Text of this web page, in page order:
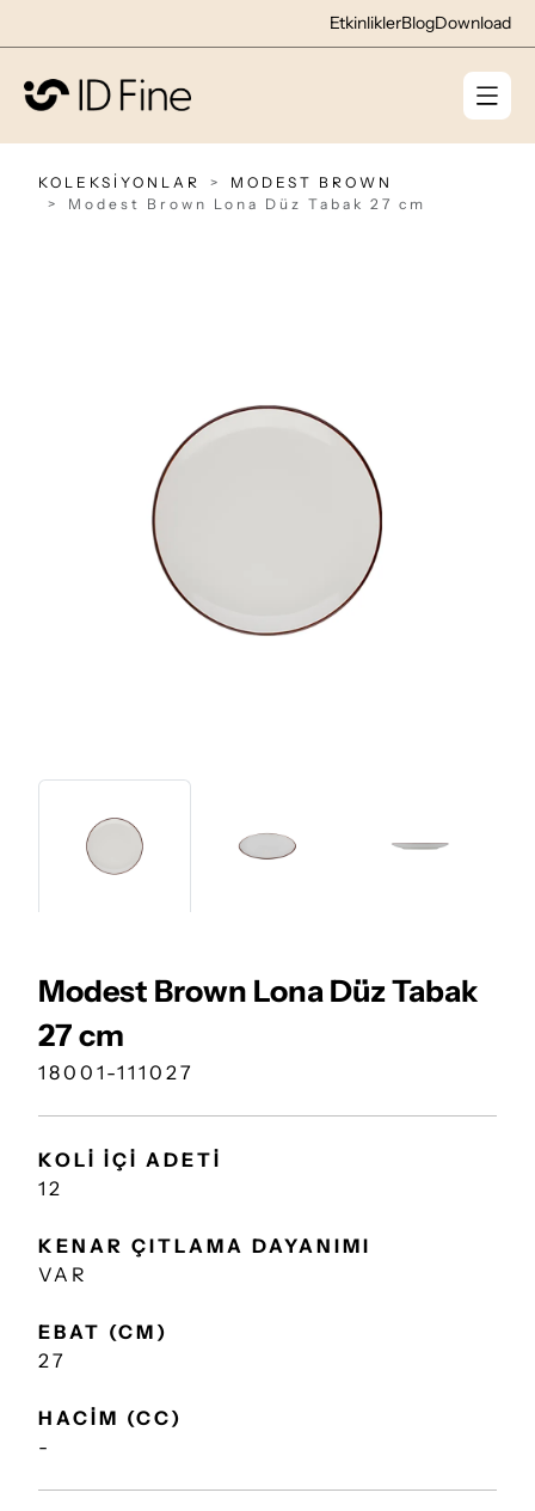
EtkinliklerBlogDownload
KOLEKSİYONLAR
MODEST BROWN
Modest Brown Lona Düz Tabak 27 cm
Modest Brown Lona Düz Tabak
27 cm
18001-111027
KOLİ İÇİ ADETİ
12
KENAR ÇITLAMA DAYANIMI
VAR
EBAT (CM)
27
HACİM (CC)
-